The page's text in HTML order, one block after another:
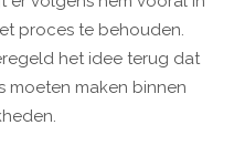
proces te behouden.
het idee terug dat
moeten maken binnen